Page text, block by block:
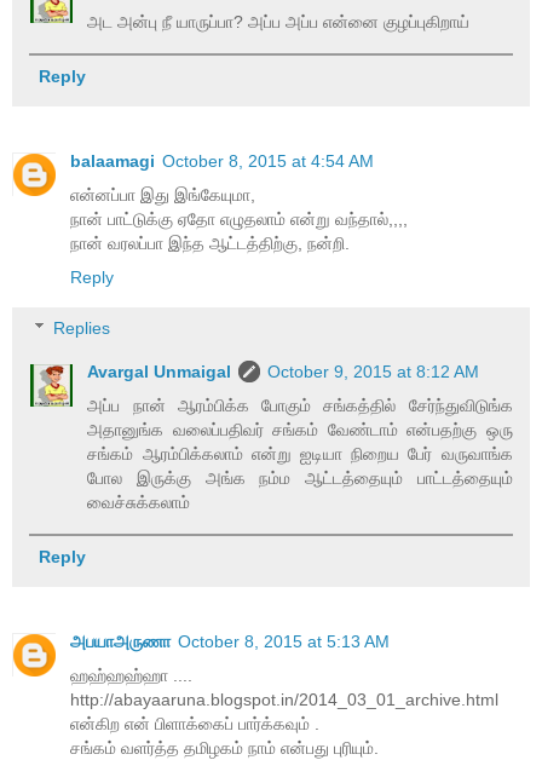
அட அன்பு நீ யாருப்பா? அப்ப அப்ப என்னை குழப்புகிறாய்
Reply
balaamagi October 8, 2015 at 4:54 AM
என்னப்பா இது இங்கேயுமா,
நான் பாட்டுக்கு ஏதோ எழுதலாம் என்று வந்தால்,,,,
நான் வரலப்பா இந்த ஆட்டத்திற்கு, நன்றி.
Reply
Replies
Avargal Unmaigal
October 9, 2015 at 8:12 AM
அப்ப நான் ஆரம்பிக்க போகும் சங்கத்தில் சேர்ந்துவிடுங்க
அதானுங்க வலைப்பதிவர் சங்கம் வேண்டாம் என்பதற்கு ஒரு
சங்கம் ஆரம்பிக்கலாம் என்று ஐடியா நிறைய பேர் வருவாங்க
போல இருக்கு அங்க நம்ம ஆட்டத்தையும் பாட்டத்தையும்
வைச்சுக்கலாம்
Reply
அபயாஅருணா October 8, 2015 at 5:13 AM
ஹஹ்ஹஹ்ஹா ....
http://abayaaruna.blogspot.in/2014_03_01_archive.html
என்கிற என் பிளாக்கைப் பார்க்கவும் .
சங்கம் வளர்த்த தமிழகம் நாம் என்பது புரியும்.